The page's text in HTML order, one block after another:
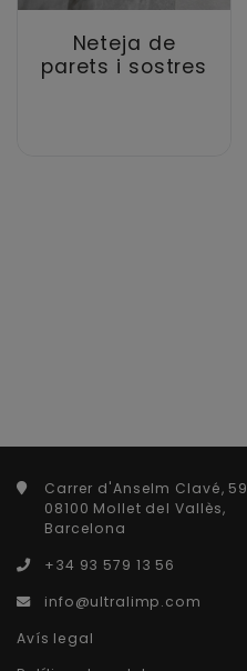
Neteja de
parets i sostres
Carrer d'Anselm Clavé, 59
08100 Mollet del Vallès,
Barcelona
+34 93 579 13 56
info@ultralimp.com
Avís legal